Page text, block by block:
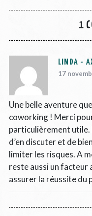
1
LINDA -
17
Une belle aventure
coworking ! Merci
particulièrement
d’en discuter et de
limiter les risques. A
reste aussi un facteur
assurer la réussite du